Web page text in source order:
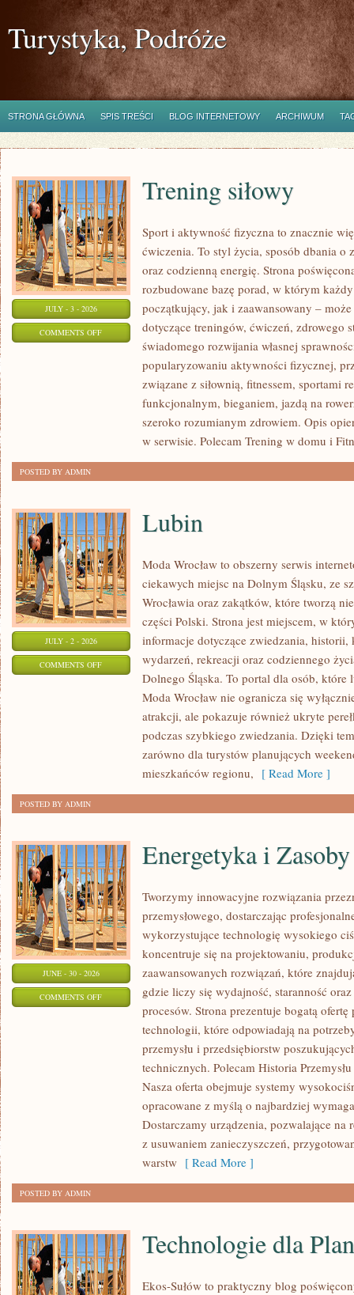
Turystyka, Podróże
STRONA GŁÓWNA SPIS TREŚCI BLOG INTERNETOWY ARCHIWUM
JULY - 3 - 2026
COMMENTS OFFON
Trening siłowy
Sport i aktywność fizyczna to znacznie
ćwiczenia. To styl życia, sposób dbania o
oraz codzienną energię. Strona
rozbudowane bazę porad, w którym
początkujący, jak i zaawansowany –
dotyczące treningów, ćwiczeń, zdrowego
świadomego rozwijania własnej
popularyzowaniu aktywności fizycznej,
związane z siłownią, fitnessem, sportami
funkcjonalnym, bieganiem, jazdą na
szeroko rozumianym zdrowiem. Opis
w serwisie. Polecam Trening w domu i
POSTED BY ADMIN
JULY - 2 - 2026
COMMENTS OFFON
Lubin
Moda Wrocław to obszerny serwis
ciekawych miejsc na Dolnym Śląsku, ze
Wrocławia oraz zakątków, które tworzą
części Polski. Strona jest miejscem, w
informacje dotyczące zwiedzania,
wydarzeń, rekreacji oraz codziennego
Dolnego Śląska. To portal dla osób,
Moda Wrocław nie ogranicza się
atrakcji, ale pokazuje również ukryte
podczas szybkiego zwiedzania. Dzięki
zarówno dla turystów planujących
mieszkańców regionu, [ Read More ]
POSTED BY ADMIN
JUNE - 30 - 2026
COMMENTS OFFON
ENERGETYKA
Energetyka i Zasoby
Tworzymy innowacyjne rozwiązania
przemysłowego, dostarczając
wykorzystujące technologię wysokiego
koncentruje się na projektowaniu,
zaawansowanych rozwiązań, które
gdzie liczy się wydajność, staranność
procesów. Strona prezentuje bogatą ofertę
technologii, które odpowiadają na
przemysłu i przedsiębiorstw
technicznych. Polecam Historia
Nasza oferta obejmuje systemy
opracowane z myślą o najbardziej
Dostarczamy urządzenia, pozwalające na
z usuwaniem zanieczyszczeń,
warstw [ Read More ]
POSTED BY ADMIN
Technologie dla
Ekos-Sułów to praktyczny blog